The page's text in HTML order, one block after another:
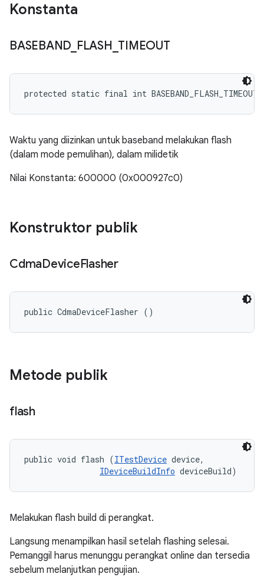
Konstanta
BASEBAND FLASH TIMEOUT
protected static final int BASEBAND_FLASH_TIMEOUT
Waktu yang diizinkan untuk baseband melakukan flash
(dalam mode pemulihan), dalam milidetik
Nilai Konstanta: 600000 (0x000927c0)
Konstruktor publik
CdmaDeviceFlasher
public CdmaDeviceFlasher ()
Metode publik
flash
public void flash (ITestDevice device,
IDeviceBuildInfo deviceBuild)
Melakukan flash build di perangkat.
Langsung menampilkan hasil setelah flashing selesai.
Pemanggil harus menunggu perangkat online dan tersedia
sebelum melanjutkan pengujian.